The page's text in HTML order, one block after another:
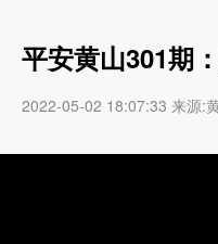
平安黄山301期
2022-05-02 18:07:33 来源: